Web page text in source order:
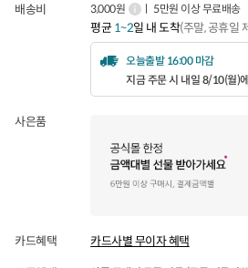
배송비 3,000원 ㅣ 5만원 이상 무료배송
평균1~2일 내 도착(주말, 공휴일
오늘출발 16:00 마감
지금 주문 시 내일 8/10(월)
사은품
카드혜택 카드사별 무이자 혜택